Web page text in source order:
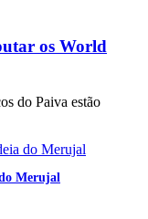
os World
do Paiva estão
Merujal